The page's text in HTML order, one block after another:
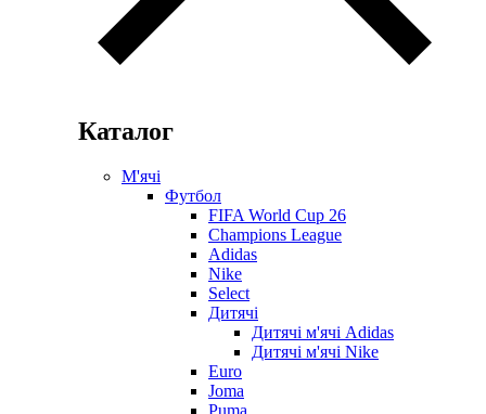
Каталог
М'ячі
Футбол
FIFA World Cup 26
Champions League
Adidas
Nike
Select
Дитячі
Дитячі м'ячі Adidas
Дитячі м'ячі Nike
Euro
Joma